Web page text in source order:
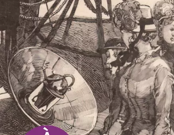
Miguel Bonnefoy
24€